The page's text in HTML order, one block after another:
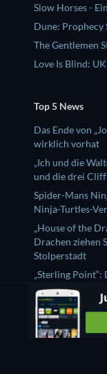
Slow Horses -
Dune: Prophecy
The Gentlemen
Love Is Blind:
Top 5 News
Das Ende von
wirklich vorhat
„Ich und die
und die drei
Spider-Mans
Ninja-Turtles-
„House of the
Drachen ziehen
Stolperstadt
„Sterling Point“:
es weitergehen